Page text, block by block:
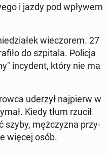
i jazdy pod wpływem
wie­czo­rem. 27
do szpi­ta­la. Policja
in­cy­dent, który nie ma
uderzył naj­pierw w
Kiedy tłum rzucił
szyby, męż­czy­zna przy­
więcej osób.